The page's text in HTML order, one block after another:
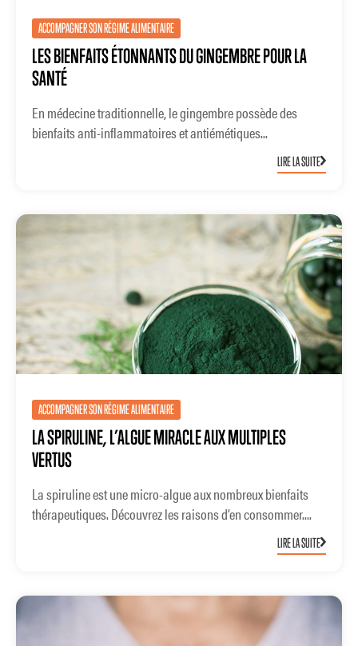
ACCOMPAGNER SON RÉGIME ALIMENTAIRE
LES BIENFAITS ÉTONNANTS DU GINGEMBRE POUR LA
SANTÉ
En médecine traditionnelle, le gingembre possède des
bienfaits anti-inflammatoires et antiémétiques...
LIRE LA SUITE
ACCOMPAGNER SON RÉGIME ALIMENTAIRE
LA SPIRULINE, L’ALGUE MIRACLE AUX MULTIPLES
VERTUS
La spiruline est une micro-algue aux nombreux bienfaits
thérapeutiques. Découvrez les raisons d’en consommer....
LIRE LA SUITE